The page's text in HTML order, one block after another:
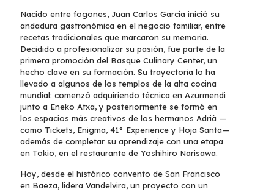
Nacido entre fogones, Juan Carlos García inició su
andadura gastronómica en el negocio familiar, entre
recetas tradicionales que marcaron su memoria.
Decidido a profesionalizar su pasión, fue parte de la
primera promoción del Basque Culinary Center, un
hecho clave en su formación. Su trayectoria lo ha
llevado a algunos de los templos de la alta cocina
mundial: comenzó adquiriendo técnica en Azurmendi
junto a Eneko Atxa, y posteriormente se formó en
los espacios más creativos de los hermanos Adrià —
como Tickets, Enigma, 41° Experience y Hoja Santa—
además de completar su aprendizaje con una etapa
en Tokio, en el restaurante de Yoshihiro Narisawa.
Hoy, desde el histórico convento de San Francisco
en Baeza, lidera Vandelvira, un proyecto con un